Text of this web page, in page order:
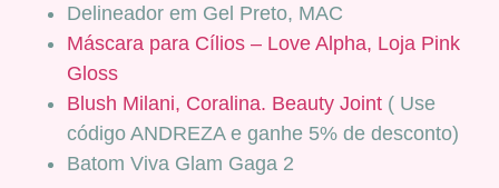
Delineador em Gel Preto, MAC
Máscara para Cílios – Love Alpha, Loja Pink
Gloss
Blush Milani, Coralina. Beauty Joint ( Use
código ANDREZA e ganhe 5% de desconto)
Batom Viva Glam Gaga 2